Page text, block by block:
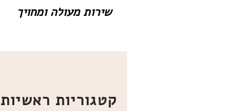
שירות מעולה ומחויך
קטגוריות ראשיות